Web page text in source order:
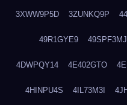
3XWW9P5D 3ZUNKQ9P
49R1GYE9 49SPF3MJ
4DWPQY14 4E402GTO
4HINPU4S 4IL73M3I